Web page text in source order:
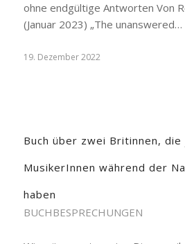
ohne endgültige Antworten Von
(Januar 2023) „The unanswered…
19. Dezember 2022
Buch über zwei Britinnen, die
MusikerInnen während der
haben
BUCHBESPRECHUNGEN